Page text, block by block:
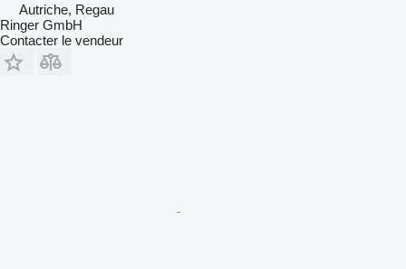
Autriche, Regau
Ringer GmbH
Contacter le vendeur